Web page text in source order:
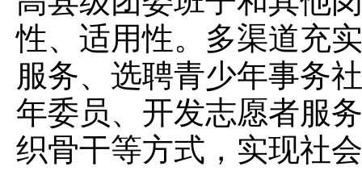
性、适用性。多渠道充
服务、选聘青少年事务
年委员、开发志愿者服
织骨干等方式，实现社